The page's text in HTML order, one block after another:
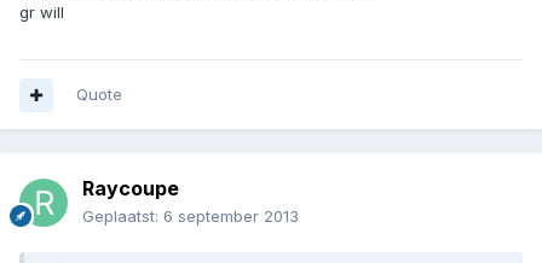
gr will
Quote
Raycoupe
Geplaatst: 6 september 2013